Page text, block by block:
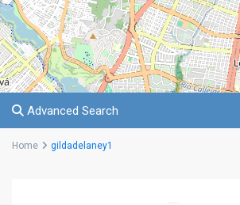
Advanced Search
Home gildadelaney1